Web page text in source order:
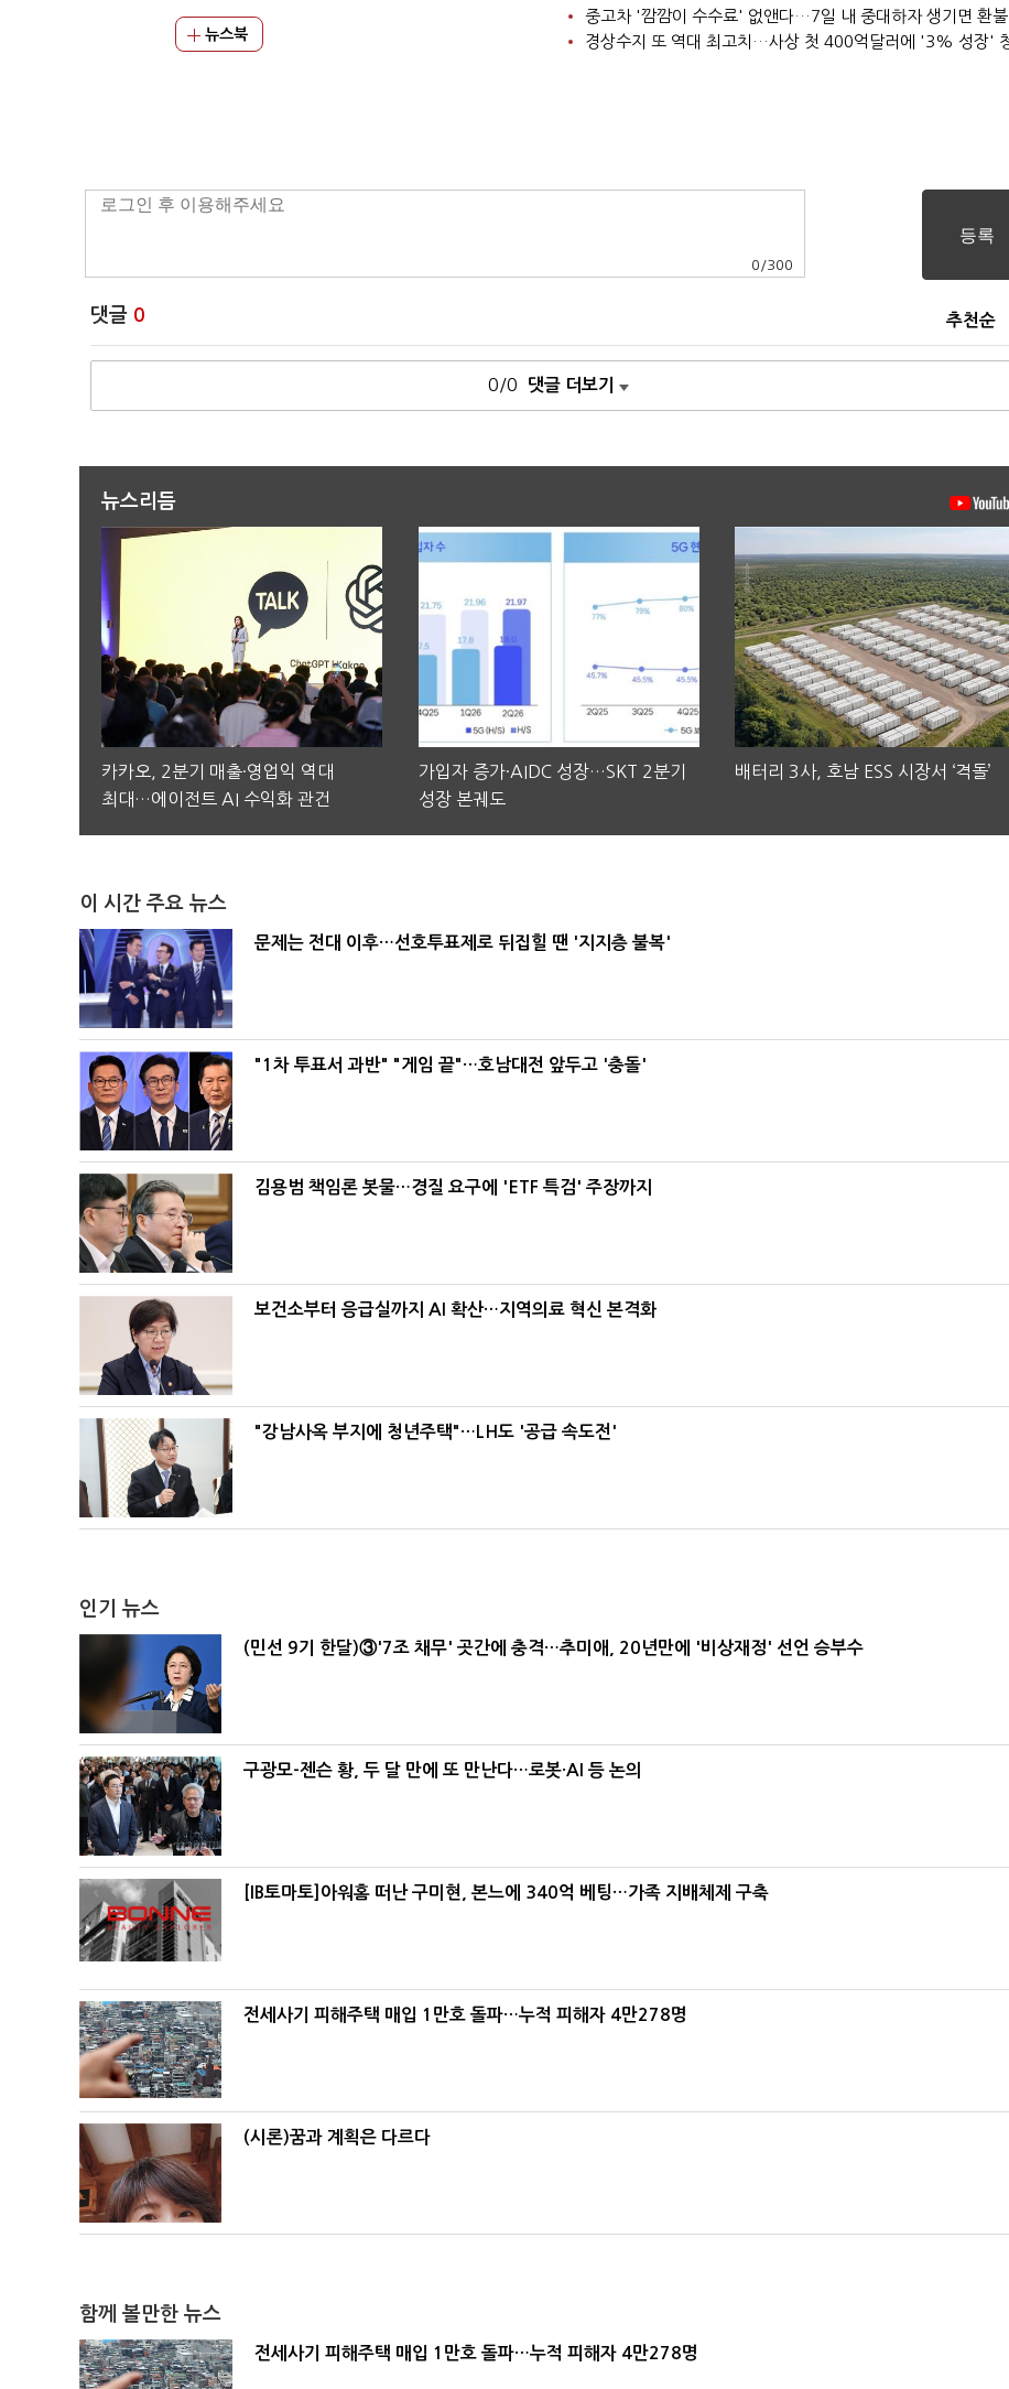
뉴스북
중고차 '깜깜이 수수료' 없앤다…7일 내 중대하자 생기면 환불
0 /300
댓글 0 추천순
0/0 댓글 더보기
뉴스리듬
카카오, 2분기 매출·영업익 역대
최대…에이전트 AI 수익화 관건
가입자 증가·AIDC 성장…SKT 2분기
성장 본궤도
배터리 3사, 호남 ESS 시장서 ‘격돌’
이 시간 주요 뉴스
문제는 전대 이후…선호투표제로 뒤집힐 땐 '지지층 불복'
"1차 투표서 과반" "게임 끝"…호남대전 앞두고 '충돌'
김용범 책임론 봇물…경질 요구에 'ETF 특검' 주장까지
보건소부터 응급실까지 AI 확산…지역의료 혁신 본격화
"강남사옥 부지에 청년주택"…LH도 '공급 속도전'
인기 뉴스
(민선 9기 한달)③'7조 채무' 곳간에 충격…추미애, 20년만에 '비상재정' 선언 승부수
구광모-젠슨 황, 두 달 만에 또 만난다…로봇·AI 등 논의
[IB토마토]아워홈 떠난 구미현, 본느에 340억 베팅…가족 지배체제 구축
전세사기 피해주택 매입 1만호 돌파…누적 피해자 4만278명
(시론)꿈과 계획은 다르다
함께 볼만한 뉴스
전세사기 피해주택 매입 1만호 돌파…누적 피해자 4만278명